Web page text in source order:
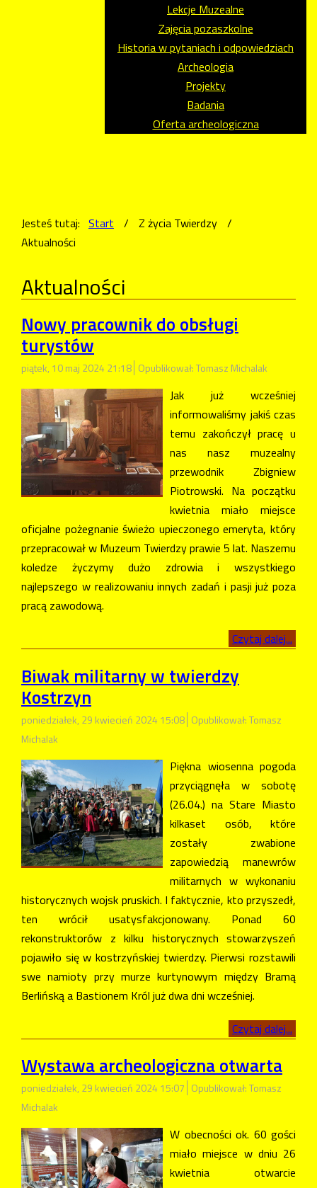
Lekcje Muzealne
Zajęcia pozaszkolne
Historia w pytaniach i odpowiedziach
Archeologia
Projekty
Badania
Oferta archeologiczna
Jesteś tutaj: Start / Z życia Twierdzy /
Aktualności
Aktualności
Nowy pracownik do obsługi
turystów
piątek, 10 maj 2024 21:18 Opublikował: Tomasz Michalak
Jak już wcześniej
informowaliśmy jakiś czas
temu zakończył pracę u
nas nasz muzealny
przewodnik Zbigniew
Piotrowski. Na początku
kwietnia miało miejsce
oficjalne pożegnanie świeżo upieczonego emeryta, który
przepracował w Muzeum Twierdzy prawie 5 lat. Naszemu
koledze życzymy dużo zdrowia i wszystkiego
najlepszego w realizowaniu innych zadań i pasji już poza
pracą zawodową.
Czytaj dalej...
Biwak militarny w twierdzy
Kostrzyn
poniedziałek, 29 kwiecień 2024 15:08 Opublikował: Tomasz
Michalak
Piękna wiosenna pogoda
przyciągnęła w sobotę
(26.04.) na Stare Miasto
kilkaset osób, które
zostały zwabione
zapowiedzią manewrów
militarnych w wykonaniu
historycznych wojsk pruskich. I faktycznie, kto przyszedł,
ten wrócił usatysfakcjonowany. Ponad 60
rekonstruktorów z kilku historycznych stowarzyszeń
pojawiło się w kostrzyńskiej twierdzy. Pierwsi rozstawili
swe namioty przy murze kurtynowym między Bramą
Berlińską a Bastionem Król już dwa dni wcześniej.
Czytaj dalej...
Wystawa archeologiczna otwarta
poniedziałek, 29 kwiecień 2024 15:07 Opublikował: Tomasz
Michalak
W obecności ok. 60 gości
miało miejsce w dniu 26
kwietnia otwarcie